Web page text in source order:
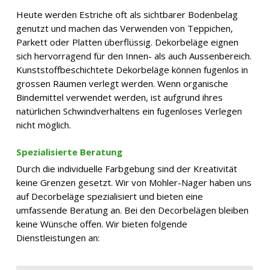
Heute werden Estriche oft als sichtbarer Bodenbelag
genutzt und machen das Verwenden von Teppichen,
Parkett oder Platten überflüssig. Dekorbeläge eignen
sich hervorragend für den Innen- als auch Aussenbereich.
Kunststoffbeschichtete Dekorbeläge können fugenlos in
grossen Räumen verlegt werden. Wenn organische
Bindemittel verwendet werden, ist aufgrund ihres
natürlichen Schwindverhaltens ein fugenloses Verlegen
nicht möglich.
Spezialisierte Beratung
Durch die individuelle Farbgebung sind der Kreativität
keine Grenzen gesetzt. Wir von Mohler-Nager haben uns
auf Decorbeläge spezialisiert und bieten eine
umfassende Beratung an. Bei den Decorbelägen bleiben
keine Wünsche offen. Wir bieten folgende
Dienstleistungen an: